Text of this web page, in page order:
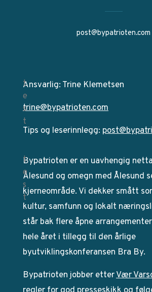
post@bypatrioten.com
Ansvarlig: Trine Klemetsen
trine@bypatrioten.com
Tips og leserinnlegg:
Bypatrioten er en uavhengig
Ålesund og omegn med Ålesund
kjerneområde. Vi dekker smått
kultur, samfunn og lokalt
står bak flere åpne
hele året i tillegg til den årlige
byutviklingskonferansen Bra By.
Bypatrioten jobber etterVær